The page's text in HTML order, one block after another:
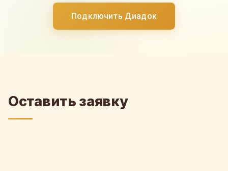
Подключить Диадок
Оставить заявку